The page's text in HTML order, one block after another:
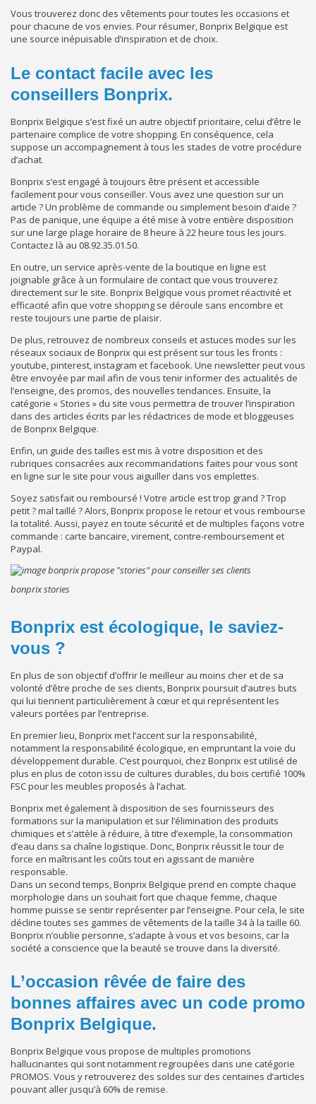
Vous trouverez donc des vêtements pour toutes les occasions et
pour chacune de vos envies. Pour résumer, Bonprix Belgique est
une source inépuisable d’inspiration et de choix.
Le contact facile avec les
conseillers Bonprix.
Bonprix Belgique s’est fixé un autre objectif prioritaire, celui d’être le
partenaire complice de votre shopping. En conséquence, cela
suppose un accompagnement à tous les stades de votre procédure
d’achat.
Bonprix s’est engagé à toujours être présent et accessible
facilement pour vous conseiller. Vous avez une question sur un
article ? Un problème de commande ou simplement besoin d’aide ?
Pas de panique, une équipe a été mise à votre entière disposition
sur une large plage horaire de 8 heure à 22 heure tous les jours.
Contactez là au 08.92.35.01.50.
En outre, un service après-vente de la boutique en ligne est
joignable grâce à un formulaire de contact que vous trouverez
directement sur le site. Bonprix Belgique vous promet réactivité et
efficacité afin que votre shopping se déroule sans encombre et
reste toujours une partie de plaisir.
De plus, retrouvez de nombreux conseils et astuces modes sur les
réseaux sociaux de Bonprix qui est présent sur tous les fronts :
youtube, pinterest, instagram et facebook. Une newsletter peut vous
être envoyée par mail afin de vous tenir informer des actualités de
l’enseigne, des promos, des nouvelles tendances. Ensuite, la
catégorie « Stories » du site vous permettra de trouver l’inspiration
dans des articles écrits par les rédactrices de mode et bloggeuses
de Bonprix Belgique.
Enfin, un guide des tailles est mis à votre disposition et des
rubriques consacrées aux recommandations faites pour vous sont
en ligne sur le site pour vous aiguiller dans vos emplettes.
Soyez satisfait ou remboursé ! Votre article est trop grand ? Trop
petit ? mal taillé ? Alors, Bonprix propose le retour et vous rembourse
la totalité. Aussi, payez en toute sécurité et de multiples façons votre
commande : carte bancaire, virement, contre-remboursement et
Paypal.
bonprix stories
Bonprix est écologique, le saviez-
vous ?
En plus de son objectif d’offrir le meilleur au moins cher et de sa
volonté d’être proche de ses clients, Bonprix poursuit d’autres buts
qui lui tiennent particulièrement à cœur et qui représentent les
valeurs portées par l’entreprise.
En premier lieu, Bonprix met l’accent sur la responsabilité,
notamment la responsabilité écologique, en empruntant la voie du
développement durable. C’est pourquoi, chez Bonprix est utilisé de
plus en plus de coton issu de cultures durables, du bois certifié 100%
FSC pour les meubles proposés à l’achat.
Bonprix met également à disposition de ses fournisseurs des
formations sur la manipulation et sur l’élimination des produits
chimiques et s’attèle à réduire, à titre d’exemple, la consommation
d’eau dans sa chaîne logistique. Donc, Bonprix réussit le tour de
force en maîtrisant les coûts tout en agissant de manière
responsable.
Dans un second temps, Bonprix Belgique prend en compte chaque
morphologie dans un souhait fort que chaque femme, chaque
homme puisse se sentir représenter par l’enseigne. Pour cela, le site
décline toutes ses gammes de vêtements de la taille 34 à la taille 60.
Bonprix n’oublie personne, s’adapte à vous et vos besoins, car la
société a conscience que la beauté se trouve dans la diversité.
L’occasion rêvée de faire des
bonnes affaires avec un code promo
Bonprix Belgique.
Bonprix Belgique vous propose de multiples promotions
hallucinantes qui sont notamment regroupées dans une catégorie
PROMOS. Vous y retrouverez des soldes sur des centaines d’articles
pouvant aller jusqu’à 60% de remise.